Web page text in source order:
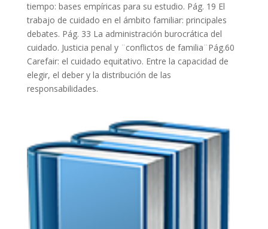
tiempo: bases empíricas para su estudio. Pág. 19 El
trabajo de cuidado en el ámbito familiar: principales
debates. Pág. 33 La administración burocrática del
cuidado. Justicia penal y ¨conflictos de familia¨Pág.60
Carefair: el cuidado equitativo. Entre la capacidad de
elegir, el deber y la distribución de las
responsabilidades.